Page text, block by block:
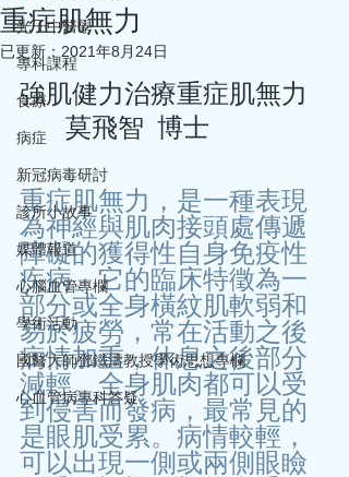
光子中醫學
專科課程
食療
病症
新冠病毒研討
診所小故事
媒體報道
心腦血管專欄
學術活動
國醫大師鄧鐵濤教授學術思想專欄
心血管病專科答疑
重症肌無力
已更新： 2021年8月24日
強肌健力治療重症肌無力
       莫飛智  博士
重症肌無力，是一種表現
為神經與肌肉接頭處傳遞
障礙的獲得性自身免疫性
疾病。它的臨床特徵為一
部分或全身橫紋肌軟弱和
易於疲勞，常在活動之後
病情加重，休息之後部分
減輕。全身肌肉都可以受
到侵害而發病，最常見的
是眼肌受累。病情較輕，
可以出現一側或兩側眼瞼